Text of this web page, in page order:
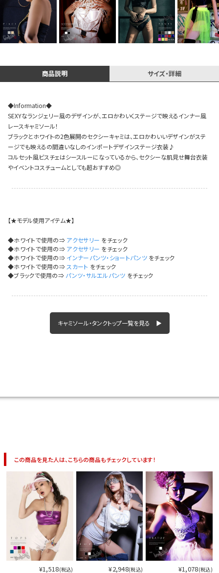
イベント一覧
今活
商品説明 サイズ・詳細
◆Information◆
SEXYなランジェリー風のデザインが、エロかわいくステージで映えるインナー風
レースキャミソール！
ブラックとホワイトの2色展開のセクシーキャミは、エロかわいいデザインがステ
ージでも映えるの間違いなしのインポートデザインステージ衣装♪
コルセット風ビスチェはシースルーになっているから、セクシーな肌見せ舞台衣装
やイベントコスチュームとしても超おすすめ◎
【★モデル使用アイテム★】
◆ホワイトで使用の⇒ アクセサリー をチェック
◆ホワイトで使用の⇒ アクセサリー をチェック
◆ホワイトで使用の⇒ インナーパンツ・ショートパンツをチェック
◆ホワイトで使用の⇒ スカート をチェック
◆ブラックで使用の⇒ パンツ・サルエルパンツ をチェック
キャミソール・タンクトップ一覧を見る ▶
この商品を見た人は、こちらの商品もチェックしています！
¥1,518(税込) ¥2,948(税込) ¥1,078(税込)